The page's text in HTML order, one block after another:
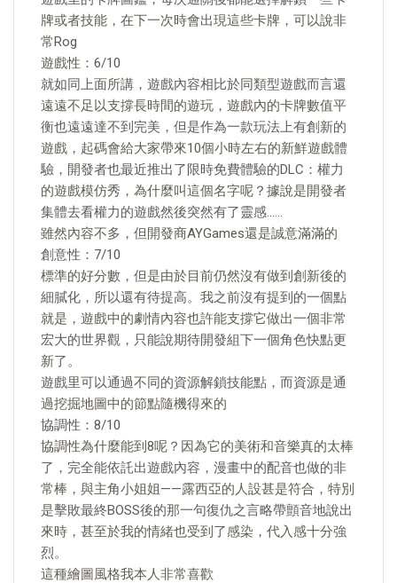
牌或者技能，在下一次時會出現這些卡牌，可以說非
常Rog
遊戲性：6/10
就如同上面所講，遊戲內容相比於同類型遊戲而言還
遠遠不足以支撐長時間的遊玩，遊戲內的卡牌數值平
衡也遠遠達不到完美，但是作為一款玩法上有創新的
遊戲，起碼會給大家帶來10個小時左右的新鮮遊戲體
驗，開發者也最近推出了限時免費體驗的DLC：權力
的遊戲模仿秀，為什麼叫這個名字呢？據說是開發者
集體去看權力的遊戲然後突然有了靈感……
雖然內容不多，但開發商AYGames還是誠意滿滿的
創意性：7/10
標準的好分數，但是由於目前仍然沒有做到創新後的
細膩化，所以還有待提高。我之前沒有提到的一個點
就是，遊戲中的劇情內容也許能支撐它做出一個非常
宏大的世界觀，只能說期待開發組下一個角色快點更
新了。
遊戲里可以通過不同的資源解鎖技能點，而資源是通
過挖掘地圖中的節點隨機得來的
協調性：8/10
協調性為什麼能到8呢？因為它的美術和音樂真的太棒
了，完全能依託出遊戲內容，漫畫中的配音也做的非
常棒，與主角小姐姐——露西亞的人設甚是符合，特別
是擊敗最終BOSS後的那一句復仇之言略帶顫音地說出
來時，甚至於我的情緒也受到了感染，代入感十分強
烈。
這種繪圖風格我本人非常喜歡